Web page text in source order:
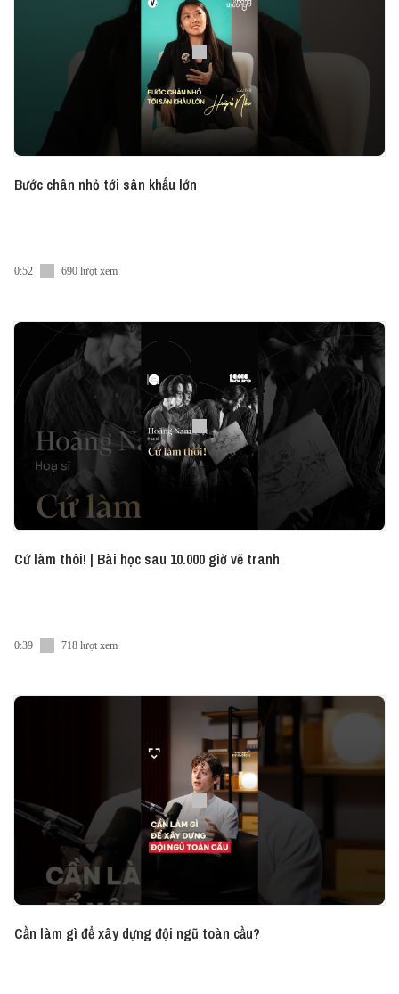
encounters and lingers long after the visit ends.
Xem phiên bản đầy đủ Vietnam Innovators Tiếng
Anh Tập 377 - Amb. Nicolai Prytz trên kênh Youtube
Vietnam Innovators Digest, Vietcetera Podcast,
Spotify và Apple Podcast.
Bước chân nhỏ tới sân khấu lớn
0:52 690 lượt xem
Cứ làm thôi! | Bài học sau 10.000 giờ vẽ tranh
0:39 718 lượt xem
Cần làm gì để xây dựng đội ngũ toàn cầu?